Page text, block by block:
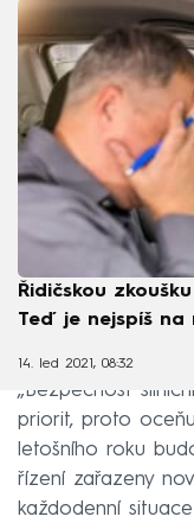
Řidičskou
Teď je nejspíš na
14. led 2021, 08:32
„Bezpečnost
priorit, proto
letošního roku
řízení zařazeny
každodenní